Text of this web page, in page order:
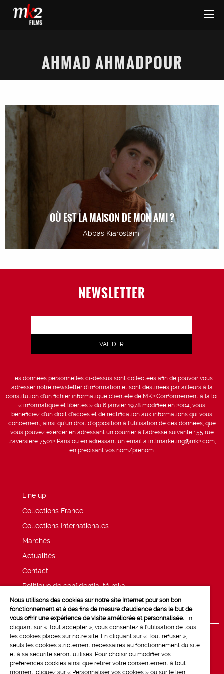
AHMAD AHMADPOUR
OÙ EST LA MAISON DE MON AMI ?
Abbas Kiarostami
NEWSLETTER
Les données personnelles ci-dessus sont collectées afin de pouvoir vous
adresser notre newsletter d’information et sont destinées par ailleurs à la
constitution d’un fichier informatique clientèle de MK2.Conformément à la loi
« informatique et libertés » du 6 janvier 1978 modifiée en 2004, vous
bénéficiez d’un droit d’accès et de rectification aux informations qui vous
concernent, ainsi qu’un droit d’opposition à l’utilisation de ces données, que
vous pouvez exercer en adressant un courrier à l’adresse suivante : 55 rue
traversière 75012 Paris ou en adressant un email à intlmarketing@mk2.com,
en précisant vos nom/prénom.
Line up
Collections France
Collections Internationales
Marchés
Actualités
Contact
Politique de confidentialité mk2
Mentions légales
Nous utilisons des cookies sur notre site Internet pour son bon
fonctionnement et à des fins de mesure d'audience dans le but de
vous offrir une expérience de visite améliorée et personnalisée. En
cliquant sur « Tout accepter », vous consentez à l'utilisation de tous
les cookies placés sur notre site. En cliquant sur « Tout refuser »,
seuls les cookies strictement nécessaires au fonctionnement du site
et à sa sécurité seront utilisés. Pour choisir ou modifier vos
préférences cookies ainsi que retirer votre consentement à tout
moment, cliquez sur « Personnaliser vos cookies » ou sur le lien